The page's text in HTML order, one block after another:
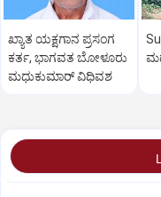
ಖ್ಯಾತ ಯಕ್ಷಗಾನ ಪ್ರಸಂಗ
ಕರ್ತ, ಭಾಗವತ ಬೋಳೂರು
ಮಧುಕುಮಾರ್ ವಿಧಿವಶ